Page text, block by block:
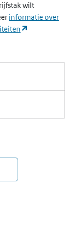
wilt
informatie over